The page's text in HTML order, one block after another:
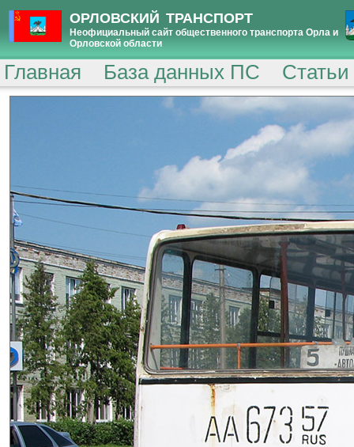
ОРЛОВСКИЙ ТРАНСПОРТ
Неофициальный сайт общественного транспорта Орла и
Орловской области
Главная База данных ПС